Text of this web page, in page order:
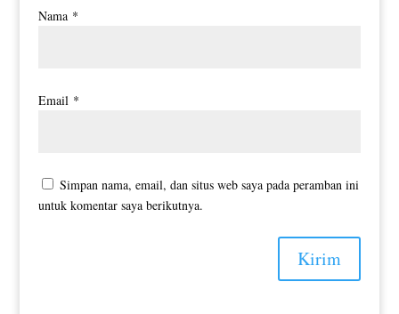
Nama *
Email *
Simpan nama, email, dan situs web saya pada peramban ini
untuk komentar saya berikutnya.
Kirim